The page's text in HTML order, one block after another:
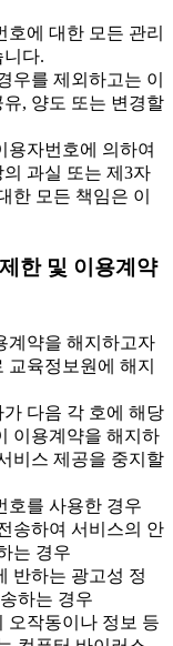
에 대한 모든 관리
다.
를 제외하고는 이
, 양도 또는 변경할
자번호에 의하여
과실 또는 제3자
한 모든 책임은 이
한 및 이용계약
약을 해지하고자
육정보원에 해지
다음 각 호에 해당
이용계약을 해지하
비스 제공을 중지할
호를 사용한 경우
송하여 서비스의 안
는 경우
반하는 광고성 정
하는 경우
오작동이나 정보 등